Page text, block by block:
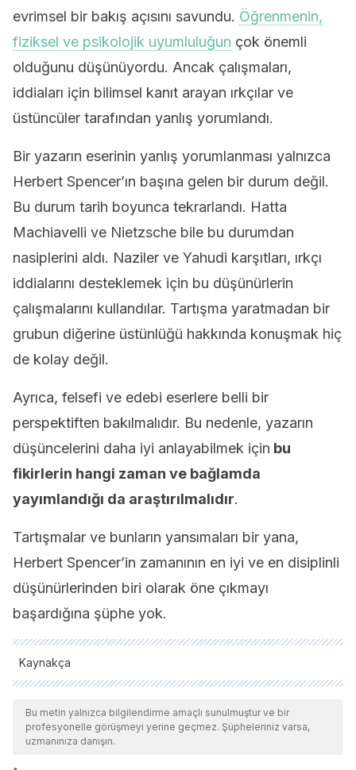
evrimsel bir bakış açısını savundu. Öğrenmenin,
fiziksel ve psikolojik uyumluluğun çok önemli
olduğunu düşünüyordu. Ancak çalışmaları,
iddiaları için bilimsel kanıt arayan ırkçılar ve
üstüncüler tarafından yanlış yorumlandı.
Bir yazarın eserinin yanlış yorumlanması yalnızca
Herbert Spencer’ın başına gelen bir durum değil.
Bu durum tarih boyunca tekrarlandı. Hatta
Machiavelli ve Nietzsche bile bu durumdan
nasiplerini aldı. Naziler ve Yahudi karşıtları, ırkçı
iddialarını desteklemek için bu düşünürlerin
çalışmalarını kullandılar. Tartışma yaratmadan bir
grubun diğerine üstünlüğü hakkında konuşmak hiç
de kolay değil.
Ayrıca, felsefi ve edebi eserlere belli bir
perspektiften bakılmalıdır. Bu nedenle, yazarın
düşüncelerini daha iyi anlayabilmek için bu
fikirlerin hangi zaman ve bağlamda
yayımlandığı da araştırılmalıdır.
Tartışmalar ve bunların yansımaları bir yana,
Herbert Spencer’in zamanının en iyi ve en disiplinli
düşünürlerinden biri olarak öne çıkmayı
başardığına şüphe yok.
Kaynakça
Tüm alıntı yapılan kaynaklar, kalitelerini, güvenilirliklerini,
güncelliklerini ve geçerliliklerini sağlamak için ekibimiz
tarafından derinlemesine incelendi. Bu makalenin bibliyografisi
Bu metin yalnızca bilgilendirme amaçlı sunulmuştur ve bir
profesyonelle görüşmeyi yerine geçmez. Şüpheleriniz varsa,
uzmanınıza danışın.